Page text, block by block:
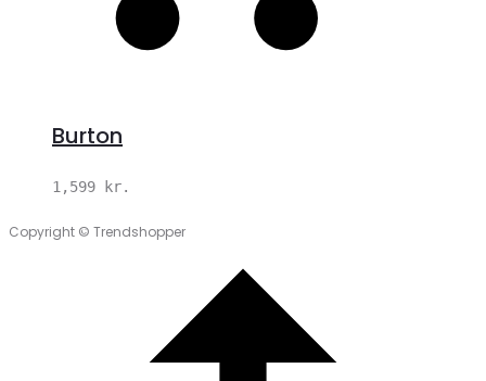
Burton
1,599 kr.
Copyright © Trendshopper